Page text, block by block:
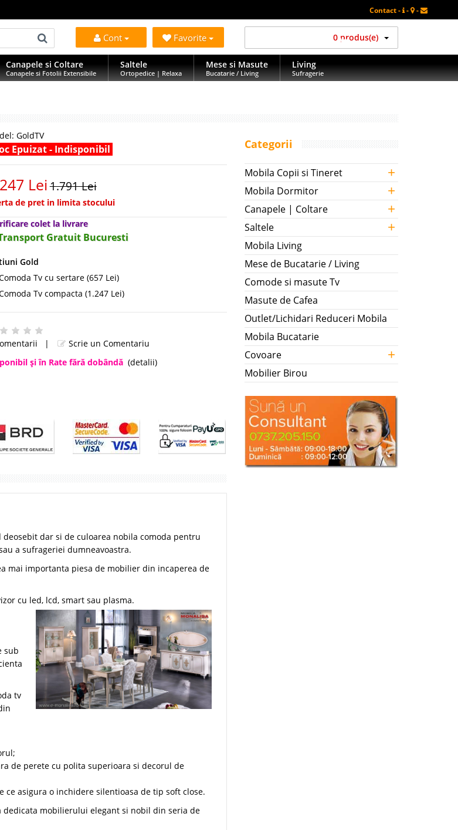
Contact - - -
Cont Favorite 0 produs(e)
Canapele si Coltare
Canapele si Fotolii Extensibile
Saltele
Ortopedice | Relaxa
Mese si Masute
Bucatarie / Living
Living
Sufragerie
GoldTV
Epuizat - Indisponibil
Lei1.791 Lei
de pret in limita stocului
colet la livrare
Gratuit Bucuresti
Gold
Tv cu sertare (657 Lei)
Tv compacta (1.247 Lei)
|
Scrie un Comentariu
şi în Rate fără dobândă (detalii)
dar si de culoarea nobila comoda pentru
a sufrageriei dumneavoastra.
mai importanta piesa de mobilier din incaperea de
cu led, lcd, smart sau plasma.
sub
tv
de perete cu polita superioara si decorul de
asigura o inchidere silentioasa de tip soft close.
dedicata mobilierului elegant si nobil din seria de
Categorii
Mobila Copii si Tineret +
Mobila Dormitor +
Canapele | Coltare +
Saltele +
Mobila Living
Mese de Bucatarie / Living
Comode si masute Tv
Masute de Cafea
Outlet/Lichidari Reduceri Mobila
Mobila Bucatarie
Covoare
+
Mobilier Birou